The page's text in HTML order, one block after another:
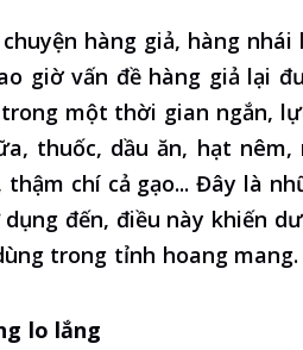
chuyện hàng giả, hàng
giờ vấn đề hàng giả lại
một thời gian ngắn,
thuốc, dầu ăn, hạt
chí cả gạo... Đây là
đến, điều này khiến
trong tỉnh hoang mang.
lo lắng